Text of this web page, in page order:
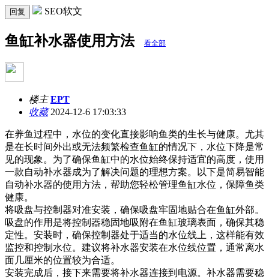
回复 SEO软文
鱼缸补水器使用方法 看全部
楼主 EPT
收藏2024-12-6 17:03:33
在养鱼过程中，水位的变化直接影响鱼类的生长与健康。尤其
是在长时间外出或无法频繁检查鱼缸的情况下，水位下降是常
见的现象。为了确保鱼缸中的水位始终保持适宜的高度，使用
一款自动补水器成为了解决问题的理想方案。以下是简易智能
自动补水器的使用方法，帮助您轻松管理鱼缸水位，保障鱼类
健康。
将吸盘与控制器对准安装，确保吸盘牢固地贴合在鱼缸外部。
吸盘的作用是将控制器稳固地吸附在鱼缸玻璃表面，确保其稳
定性。安装时，确保控制器处于适当的水位线上，这样能有效
监控和控制水位。建议将补水器安装在水位线位置，通常离水
面几厘米的位置较为合适。
安装完成后，接下来需要将补水器连接到电源。补水器需要稳